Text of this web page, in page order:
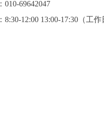
69642047
12:00 13:00-17:30（工作